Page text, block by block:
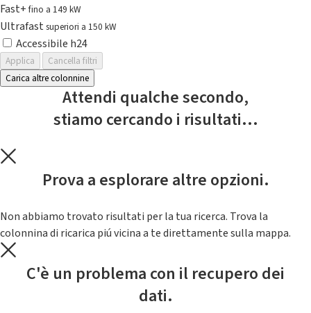
Fast+fino a 149 kW
Ultrafast superiori a 150 kW
Accessibile h24
Applica
Cancella filtri
Carica altre colonnine
Attendi qualche secondo,
stiamo cercando i risultati...
Prova a esplorare altre opzioni.
Non abbiamo trovato risultati per la tua ricerca. Trova la
colonnina di ricarica piú vicina a te direttamente sulla mappa.
C'è un problema con il recupero dei
dati.